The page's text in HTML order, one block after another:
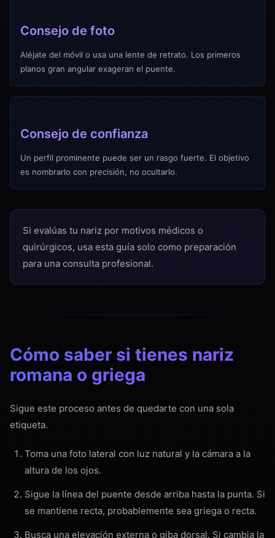
Consejo de foto
Aléjate del móvil o usa una lente de retrato. Los primeros
planos gran angular exageran el puente.
Consejo de confianza
Un perfil prominente puede ser un rasgo fuerte. El objetivo
es nombrarlo con precisión, no ocultarlo.
Si evalúas tu nariz por motivos médicos o
quirúrgicos, usa esta guía solo como preparación
para una consulta profesional.
Cómo saber si tienes nariz
romana o griega
Sigue este proceso antes de quedarte con una sola
etiqueta.
Toma una foto lateral con luz natural y la cámara a la
altura de los ojos.
Sigue la línea del puente desde arriba hasta la punta. Si
se mantiene recta, probablemente sea griega o recta.
Busca una elevación externa o giba dorsal. Si cambia la